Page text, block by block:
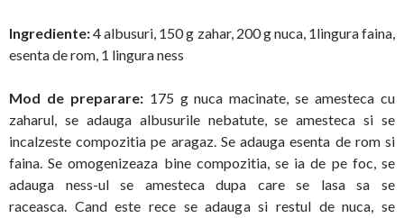
Ingrediente:4 albusuri, 150 g zahar, 200 g nuca, 1lingura faina,
esenta de rom, 1 lingura ness
Mod de preparare:175 g nuca macinate, se amesteca cu
zaharul, se adauga albusurile nebatute, se amesteca si se
incalzeste compozitia pe aragaz. Se adauga esenta de rom si
faina. Se omogenizeaza bine compozitia, se ia de pe foc, se
adauga ness-ul se amesteca dupa care se lasa sa se
raceasca. Cand este rece se adauga si restul de nuca, se